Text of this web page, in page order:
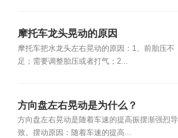
摩托车龙头晃动的原因
摩托车把水龙头左右晃动的原因：1、前胎压不
足；需要调整胎压或者打气；2...
方向盘左右晃动是为什么？
方向盘左右晃动是随着车速的提高振摆渐强烈导
致。摆动原因：随着车速的提高...